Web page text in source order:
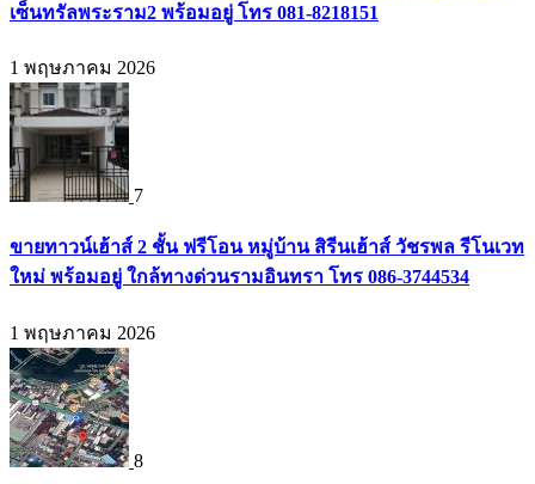
เซ็นทรัลพระราม2 พร้อมอยู่ โทร 081-8218151
1 พฤษภาคม 2026
7
ขายทาวน์เฮ้าส์ 2 ชั้น ฟรีโอน หมู่บ้าน สิรีนเฮ้าส์ วัชรพล รีโนเวท
ใหม่ พร้อมอยู่ ใกล้ทางด่วนรามอินทรา โทร 086-3744534
1 พฤษภาคม 2026
8